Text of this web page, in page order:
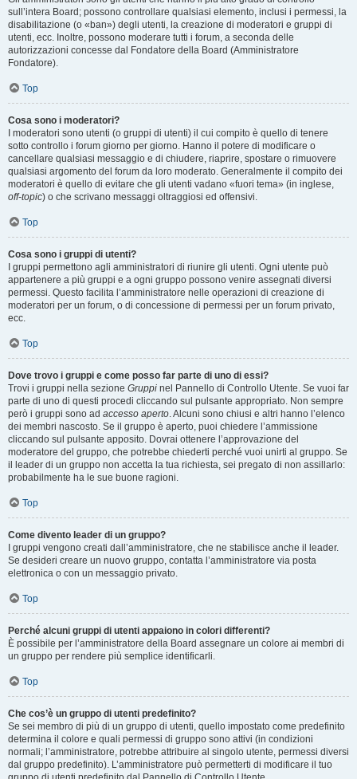
sull’intera Board; possono controllare qualsiasi elemento, inclusi i permessi, la
disabilitazione (o «ban») degli utenti, la creazione di moderatori e gruppi di
utenti, ecc. Inoltre, possono moderare tutti i forum, a seconda delle
autorizzazioni concesse dal Fondatore della Board (Amministratore
Fondatore).
Top
Cosa sono i moderatori?
I moderatori sono utenti (o gruppi di utenti) il cui compito è quello di tenere
sotto controllo i forum giorno per giorno. Hanno il potere di modificare o
cancellare qualsiasi messaggio e di chiudere, riaprire, spostare o rimuovere
qualsiasi argomento del forum da loro moderato. Generalmente il compito dei
moderatori è quello di evitare che gli utenti vadano «fuori tema» (in inglese,
off-topic) o che scrivano messaggi oltraggiosi ed offensivi.
Top
Cosa sono i gruppi di utenti?
I gruppi permettono agli amministratori di riunire gli utenti. Ogni utente può
appartenere a più gruppi e a ogni gruppo possono venire assegnati diversi
permessi. Questo facilita l’amministratore nelle operazioni di creazione di
moderatori per un forum, o di concessione di permessi per un forum privato,
ecc.
Top
Dove trovo i gruppi e come posso far parte di uno di essi?
Trovi i gruppi nella sezione Gruppi nel Pannello di Controllo Utente. Se vuoi far
parte di uno di questi procedi cliccando sul pulsante appropriato. Non sempre
però i gruppi sono ad accesso aperto. Alcuni sono chiusi e altri hanno l’elenco
dei membri nascosto. Se il gruppo è aperto, puoi chiedere l’ammissione
cliccando sul pulsante apposito. Dovrai ottenere l’approvazione del
moderatore del gruppo, che potrebbe chiederti perché vuoi unirti al gruppo. Se
il leader di un gruppo non accetta la tua richiesta, sei pregato di non assillarlo:
probabilmente ha le sue buone ragioni.
Top
Come divento leader di un gruppo?
I gruppi vengono creati dall’amministratore, che ne stabilisce anche il leader.
Se desideri creare un nuovo gruppo, contatta l’amministratore via posta
elettronica o con un messaggio privato.
Top
Perché alcuni gruppi di utenti appaiono in colori differenti?
È possibile per l’amministratore della Board assegnare un colore ai membri di
un gruppo per rendere più semplice identificarli.
Top
Che cos’è un gruppo di utenti predefinito?
Se sei membro di più di un gruppo di utenti, quello impostato come predefinito
determina il colore e quali permessi di gruppo sono attivi (in condizioni
normali; l’amministratore, potrebbe attribuire al singolo utente, permessi diversi
dal gruppo predefinito). L’amministratore può permetterti di modificare il tuo